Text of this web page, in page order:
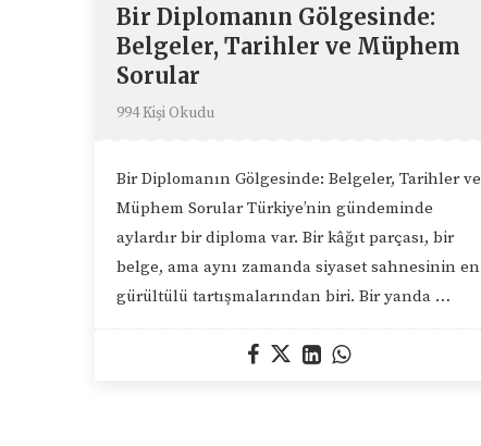
Bir Diplomanın Gölgesinde:
Belgeler, Tarihler ve Müphem
Sorular
994 Kişi Okudu
Bir Diplomanın Gölgesinde: Belgeler, Tarihler ve
Müphem Sorular Türkiye’nin gündeminde
aylardır bir diploma var. Bir kâğıt parçası, bir
belge, ama aynı zamanda siyaset sahnesinin en
gürültülü tartışmalarından biri. Bir yanda …